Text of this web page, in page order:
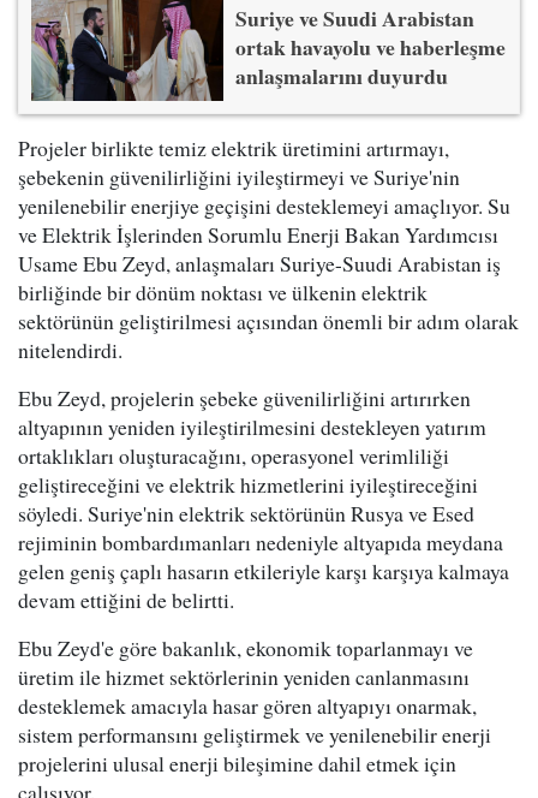
Suriye ve Suudi Arabistan
ortak havayolu ve haberleşme
anlaşmalarını duyurdu
Projeler birlikte temiz elektrik üretimini artırmayı,
şebekenin güvenilirliğini iyileştirmeyi ve Suriye'nin
yenilenebilir enerjiye geçişini desteklemeyi amaçlıyor. Su
ve Elektrik İşlerinden Sorumlu Enerji Bakan Yardımcısı
Usame Ebu Zeyd, anlaşmaları Suriye-Suudi Arabistan iş
birliğinde bir dönüm noktası ve ülkenin elektrik
sektörünün geliştirilmesi açısından önemli bir adım olarak
nitelendirdi.
Ebu Zeyd, projelerin şebeke güvenilirliğini artırırken
altyapının yeniden iyileştirilmesini destekleyen yatırım
ortaklıkları oluşturacağını, operasyonel verimliliği
geliştireceğini ve elektrik hizmetlerini iyileştireceğini
söyledi. Suriye'nin elektrik sektörünün Rusya ve Esed
rejiminin bombardımanları nedeniyle altyapıda meydana
gelen geniş çaplı hasarın etkileriyle karşı karşıya kalmaya
devam ettiğini de belirtti.
Ebu Zeyd'e göre bakanlık, ekonomik toparlanmayı ve
üretim ile hizmet sektörlerinin yeniden canlanmasını
desteklemek amacıyla hasar gören altyapıyı onarmak,
sistem performansını geliştirmek ve yenilenebilir enerji
projelerini ulusal enerji bileşimine dahil etmek için
çalışıyor.